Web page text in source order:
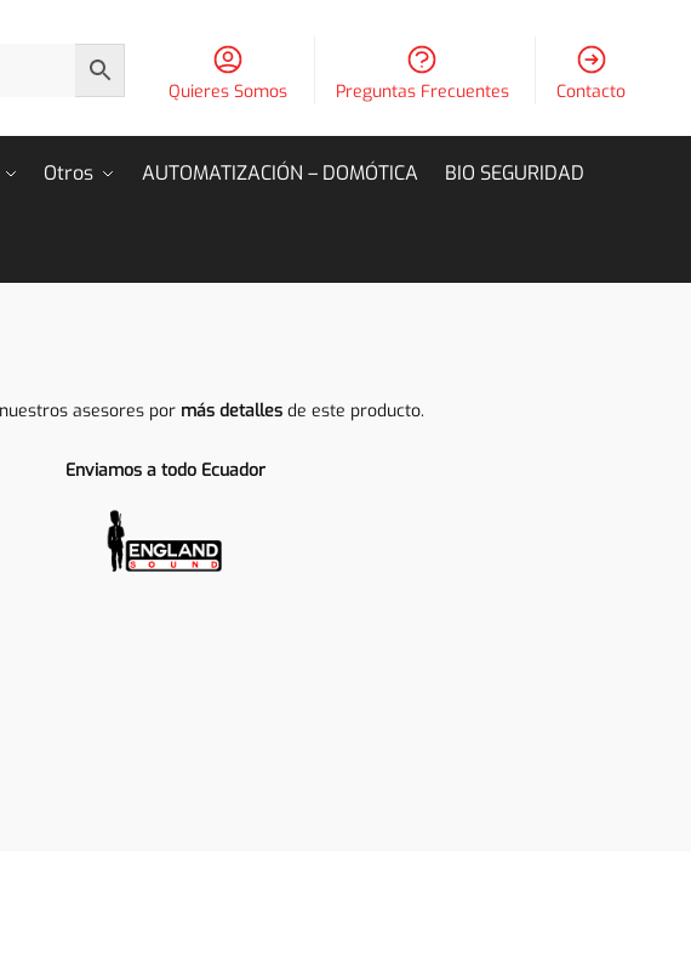
Quieres Somos Preguntas Frecuentes Contacto
Otros AUTOMATIZACIÓN – DOMÓTICA BIO SEGURIDAD
asesores por más detallesde este producto.
Enviamos a todo Ecuador